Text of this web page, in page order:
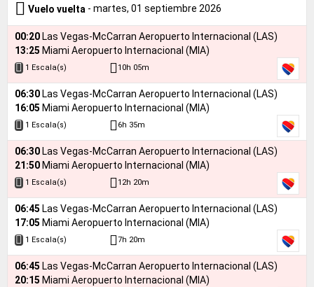
Vuelo vuelta - martes, 01 septiembre 2026
00:20 Las Vegas-McCarran Aeropuerto Internacional (LAS)
13:25 Miami Aeropuerto Internacional (MIA)
1 Escala(s) 10h 05m
06:30 Las Vegas-McCarran Aeropuerto Internacional (LAS)
16:05 Miami Aeropuerto Internacional (MIA)
1 Escala(s) 6h 35m
06:30 Las Vegas-McCarran Aeropuerto Internacional (LAS)
21:50 Miami Aeropuerto Internacional (MIA)
1 Escala(s) 12h 20m
06:45 Las Vegas-McCarran Aeropuerto Internacional (LAS)
17:05 Miami Aeropuerto Internacional (MIA)
1 Escala(s) 7h 20m
06:45 Las Vegas-McCarran Aeropuerto Internacional (LAS)
20:15 Miami Aeropuerto Internacional (MIA)